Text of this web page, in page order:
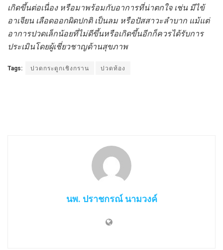
เกิดขึ้นต่อเนื่อง หรือมาพร้อมกับอาการที่น่าตกใจ เช่น มีไข้
อาเจียน เลือดออกผิดปกติ เป็นลม หรือปัสสาวะลำบาก แม้แต่
อาการปวดเล็กน้อยที่ไม่ดีขึ้นหรือเกิดขึ้นอีกก็ควรได้รับการ
ประเมินโดยผู้เชี่ยวชาญด้านสุขภาพ
Tags: ปวดกระดูกเชิงกราน ปวดท้อง
นพ. ปราชกรณ์ นามวงค์